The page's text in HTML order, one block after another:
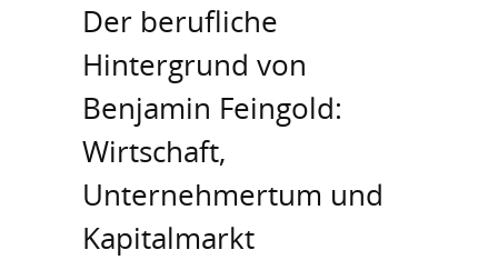
Der berufliche
Hintergrund von
Benjamin Feingold:
Wirtschaft,
Unternehmertum und
Kapitalmarkt